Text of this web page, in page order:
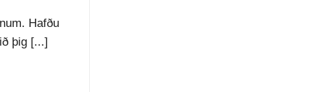
Hafðu
þig [...]